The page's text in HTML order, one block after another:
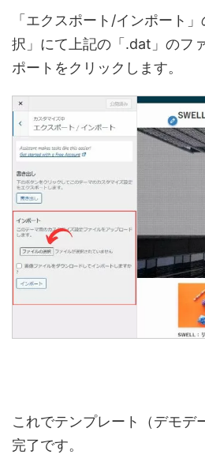
「エクスポート/インポート
択」にて上記の「.dat」のフ
ポートをクリックします。
これでテンプレート（デモデ
完了です。